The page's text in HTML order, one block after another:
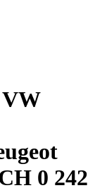
0 242